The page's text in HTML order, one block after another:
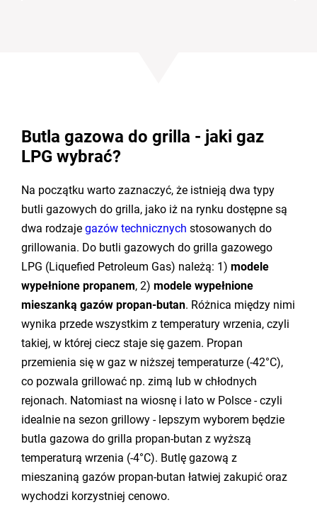
Butla gazowa do grilla - jaki gaz
LPG wybrać?
Na początku warto zaznaczyć, że istnieją dwa typy
butli gazowych do grilla, jako iż na rynku dostępne są
dwa rodzaje gazów technicznych stosowanych do
grillowania. Do butli gazowych do grilla gazowego
LPG (Liquefied Petroleum Gas) należą: 1) modele
wypełnione propanem, 2) modele wypełnione
mieszanką gazów propan-butan. Różnica między nimi
wynika przede wszystkim z temperatury wrzenia, czyli
takiej, w której ciecz staje się gazem. Propan
przemienia się w gaz w niższej temperaturze (-42°C),
co pozwala grillować np. zimą lub w chłodnych
rejonach. Natomiast na wiosnę i lato w Polsce - czyli
idealnie na sezon grillowy - lepszym wyborem będzie
butla gazowa do grilla propan-butan z wyższą
temperaturą wrzenia (-4°C). Butlę gazową z
mieszaniną gazów propan-butan łatwiej zakupić oraz
wychodzi korzystniej cenowo.